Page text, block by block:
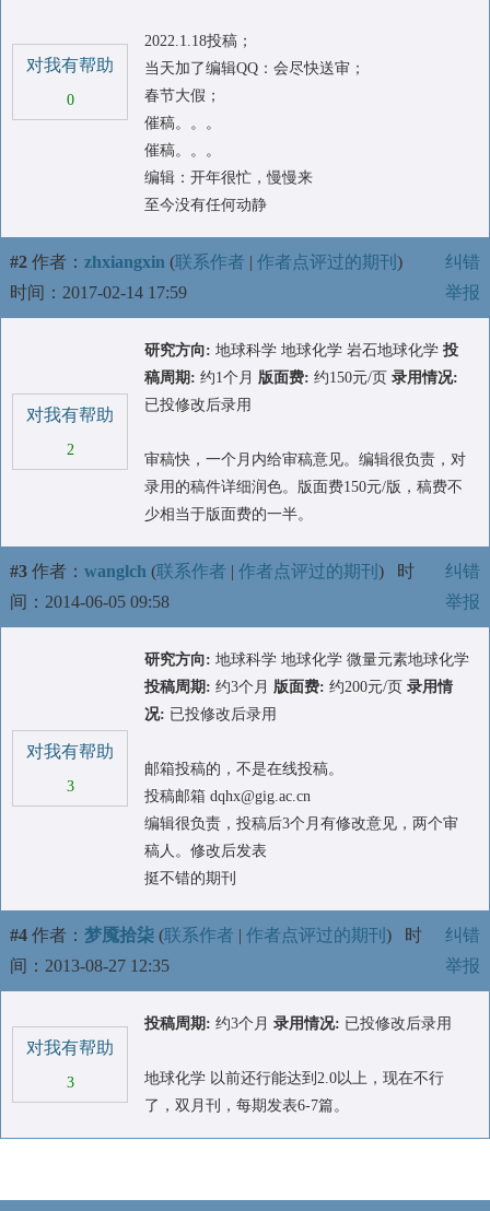
对我有帮助
0
2022.1.18投稿；
当天加了编辑QQ：会尽快送审；
春节大假；
催稿。。。
催稿。。。
编辑：开年很忙，慢慢来
至今没有任何动静
#2 作者： zhxiangxin (联系作者 | 作者点评过的期刊 )
时间：2017-02-14 17:59
纠错
举报
对我有帮助
2
研究方向: 地球科学 地球化学 岩石地球化学 投
稿周期: 约1个月 版面费: 约150元/页 录用情况:
已投修改后录用
审稿快，一个月内给审稿意见。编辑很负责，对
录用的稿件详细润色。版面费150元/版，稿费不
少相当于版面费的一半。
#3 作者： wanglch (联系作者 | 作者点评过的期刊 ) 时
间：2014-06-05 09:58
纠错
举报
对我有帮助
3
研究方向: 地球科学 地球化学 微量元素地球化学
投稿周期: 约3个月 版面费: 约200元/页 录用情
况: 已投修改后录用
邮箱投稿的，不是在线投稿。
投稿邮箱 dqhx@gig.ac.cn
编辑很负责，投稿后3个月有修改意见，两个审
稿人。修改后发表
挺不错的期刊
#4 作者： 梦魇拾柒 (联系作者 | 作者点评过的期刊 ) 时
间：2013-08-27 12:35
纠错
举报
对我有帮助
3
投稿周期: 约3个月 录用情况: 已投修改后录用
地球化学 以前还行能达到2.0以上，现在不行
了，双月刊，每期发表6-7篇。